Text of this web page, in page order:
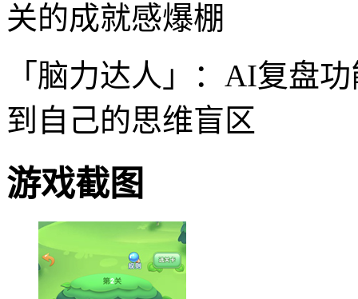
关的成就感爆棚
「脑力达人」：AI复盘
到自己的思维盲区
游戏截图